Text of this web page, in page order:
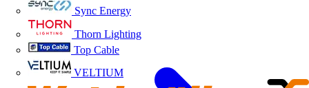
Sync Energy
Thorn Lighting
Top Cable
VELTIUM